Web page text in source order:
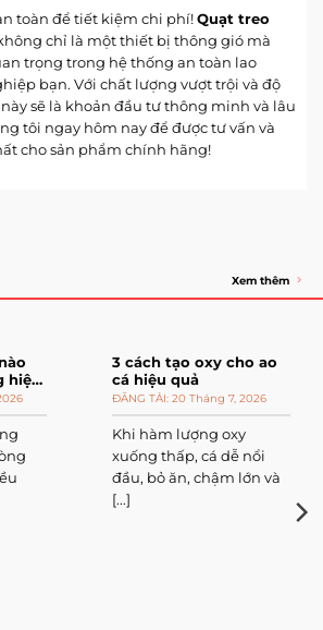
toàn để tiết kiệm chi phí!Quạt treo
chỉ là một thiết bị thông gió mà
trọng trong hệ thống an toàn lao
bạn. Với chất lượng vượt trội và độ
sẽ là khoản đầu tư thông minh và lâu
tôi ngay hôm nay để được tư vấn và
cho sản phẩm chính hãng!
Xem thêm
hiệu
3 cách tạo oxy cho ao
cá hiệu quả
20 Tháng 7, 2026
Khi hàm lượng oxy
xuống thấp, cá dễ nổi
đầu, bỏ ăn, chậm lớn và
[...]